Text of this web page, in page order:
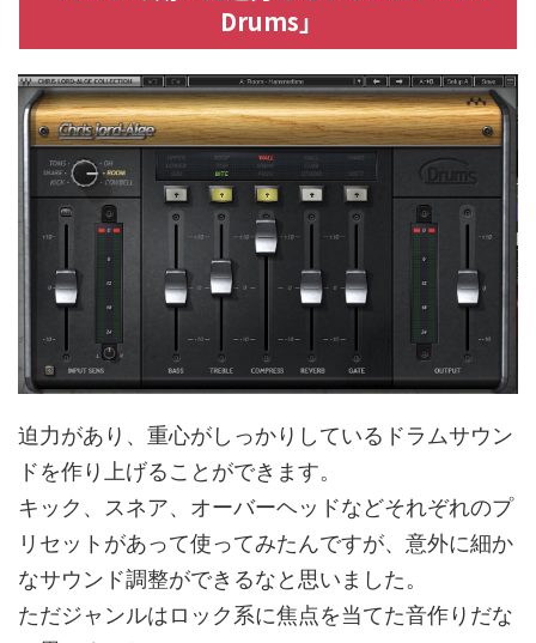
Drums」
迫力があり、重心がしっかりしているドラムサウン
ドを作り上げることができます。
キック、スネア、オーバーヘッドなどそれぞれのプ
リセットがあって使ってみたんですが、意外に細か
なサウンド調整ができるなと思いました。
ただジャンルはロック系に焦点を当てた音作りだな